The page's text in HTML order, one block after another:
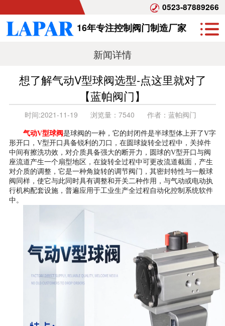
0523-87889266
16年专注控制阀门制造厂家
新闻详情
想了解气动V型球阀选型-点这里就对了
【蓝帕阀门】
时间:2021-11-19 浏览量： 7540 作者： 蓝帕阀门
气动V型球阀是球阀的一种，它的封闭件是半球型体上开了V字
形开口，V型开口具备锐利的刀口，在圆球旋转全过程中，关掉件
中间有擦洗功效，对介质具备强大的断开力，圆球的V型开口与阀
座流道产生一个扇型地区，在旋转全过程中可更改流道截面，产生
对介质的调整，它是一种角旋转的调节阀门，其密封特性与一般球
阀同样，使它与此同时具有调整和开关二种作用，与气动或电动执
行机构配套设施，普遍应用于工业生产全过程自动化控制系统软件
中。